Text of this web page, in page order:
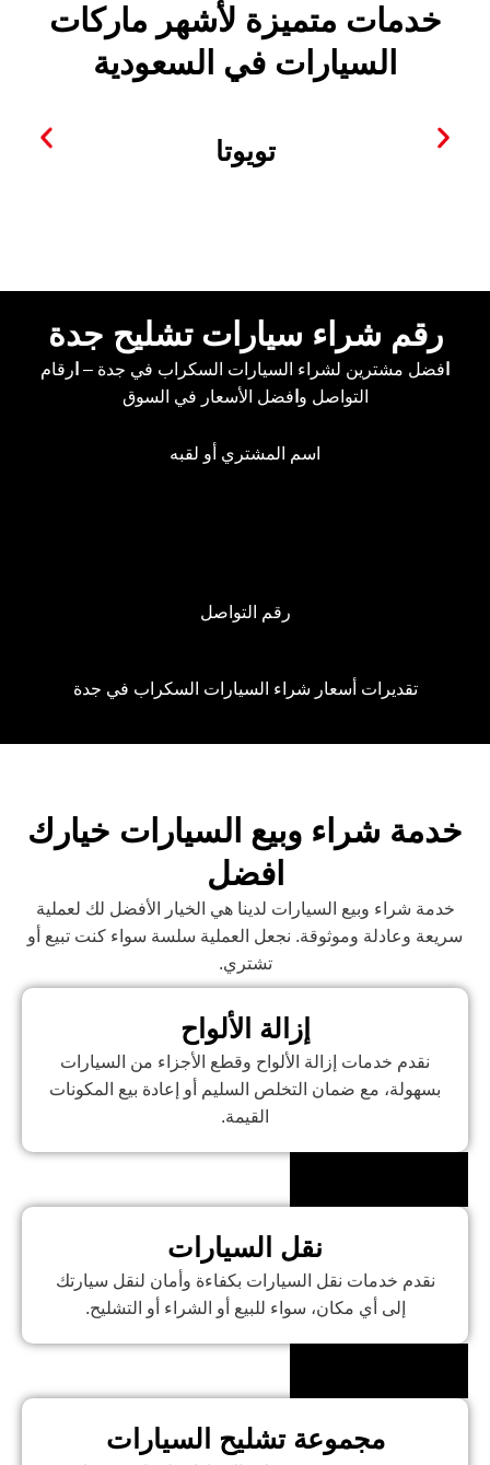
خدمات متميزة لأشهر ماركات
السيارات في السعودية
تويوتا
رقم شراء سيارات تشليح جدة
فضل مشترين لشراء السيارات السكراب في جدة – رقام
التواصل و فضل الأسعار في السوق
اسم المشتري أو لقبه
رقم التواصل
تقديرات أسعار شراء السيارات السكراب في جدة
خدمة شراء وبيع السيارات خيارك
افضل
خدمة شراء وبيع السيارات لدينا هي الخيار الأفضل لك لعملية
سريعة وعادلة وموثوقة. نجعل العملية سلسة سواء كنت تبيع أو
تشتري.
إزالة الألواح
نقدم خدمات إزالة الألواح وقطع الأجزاء من السيارات
بسهولة، مع ضمان التخلص السليم أو إعادة بيع المكونات
القيمة.
نقل السيارات
نقدم خدمات نقل السيارات بكفاءة وأمان لنقل سيارتك
إلى أي مكان، سواء للبيع أو الشراء أو التشليح.
مجموعة تشليح السيارات